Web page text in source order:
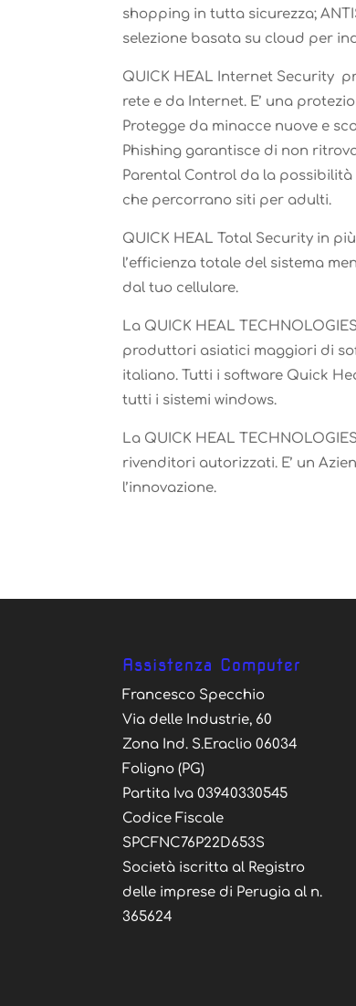
shopping in tutta sicurezza;
selezione basata su cloud per
QUICK HEAL Internet Security
rete e da Internet. E’ una
Protegge da minacce nuove e
Phishing garantisce di non
Parental Control da la
che percorrano siti per adulti.
QUICK HEAL Total Security in
l’efficienza totale del sistema
dal tuo cellulare.
La QUICK HEAL
produttori asiatici maggiori di
italiano. Tutti i software Quick
tutti i sistemi windows.
La QUICK HEAL
rivenditori autorizzati. E’ un
l’innovazione.
Assistenza Computer
Francesco Specchio
Via delle Industrie, 60
Zona Ind. S.Eraclio 06034
Foligno (PG)
Partita Iva 03940330545
Codice Fiscale
SPCFNC76P22D653S
Società iscritta al Registro
delle imprese di Perugia al n.
365624